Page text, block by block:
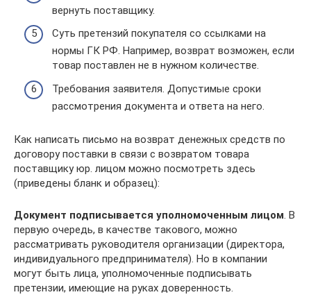
вернуть поставщику.
Суть претензий покупателя со ссылками на
нормы ГК РФ. Например, возврат возможен, если
товар поставлен не в нужном количестве.
Требования заявителя. Допустимые сроки
рассмотрения документа и ответа на него.
Как написать письмо на возврат денежных средств по
договору поставки в связи с возвратом товара
поставщику юр. лицом можно посмотреть здесь
(приведены бланк и образец):
Документ подписывается уполномоченным лицом. В
первую очередь, в качестве такового, можно
рассматривать руководителя организации (директора,
индивидуального предпринимателя). Но в компании
могут быть лица, уполномоченные подписывать
претензии, имеющие на руках доверенность.